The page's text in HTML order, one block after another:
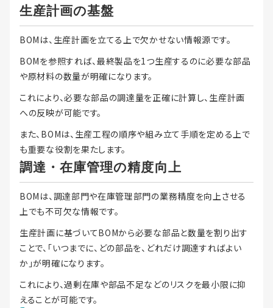
生産計画の基盤
BOMは、生産計画を立てる上で欠かせない情報源です。
BOMを参照すれば、最終製品を1つ生産するのに必要な部品
や原材料の数量が明確になります。
これにより、必要な部品の調達量を正確に計算し、生産計画
への反映が可能です。
また、BOMは、生産工程の順序や組み立て手順を定める上で
も重要な役割を果たします。
調達・在庫管理の精度向上
BOMは、調達部門や在庫管理部門の業務精度を向上させる
上でも不可欠な情報です。
生産計画に基づいてBOMから必要な部品と数量を割り出す
ことで、「いつまでに、どの部品を、どれだけ調達すればよい
か」が明確になります。
これにより、過剰在庫や部品不足などのリスクを最小限に抑
えることが可能です。